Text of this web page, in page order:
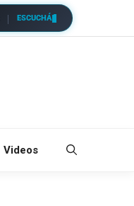
ESCUCHÁ
Videos